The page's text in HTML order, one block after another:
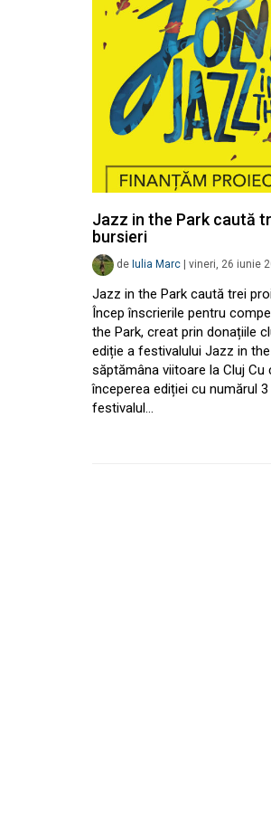
Jazz in the Park caută
bursieri
de Iulia Marc vineri, 26 iunie
Jazz in the Park caută trei
Încep înscrierile pentru
the Park, creat prin donațiile
ediție a festivalului Jazz in
săptămâna viitoare la Cluj Cu
începerea ediției cu numărul
festivalul…